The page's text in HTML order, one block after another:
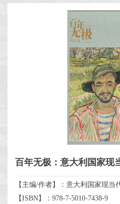
百年无极：意大利国家现
【ISBN】：978-7-5010-7438-9